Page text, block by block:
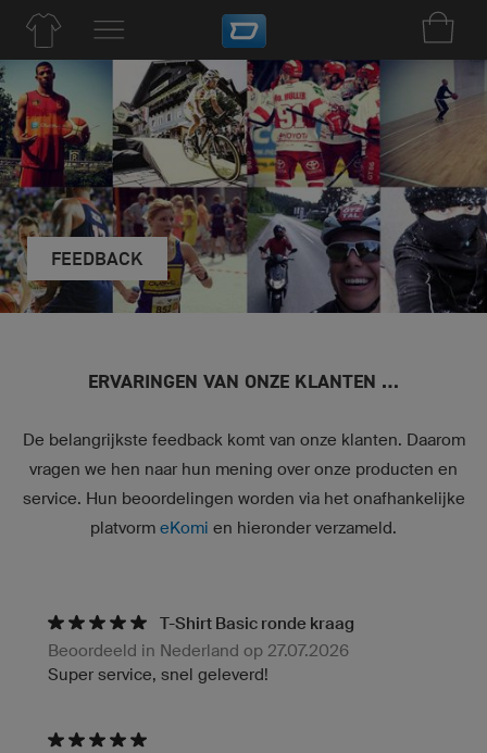
FEEDBACK
ERVARINGEN VAN ONZE KLANTEN …
De belangrijkste feedback komt van onze klanten. Daarom
vragen we hen naar hun mening over onze producten en
service. Hun beoordelingen worden via het onafhankelijke
platvorm eKomi en hieronder verzameld.
T-Shirt Basic ronde kraag
Beoordeeld in Nederland op 27.07.2026
Super service, snel geleverd!